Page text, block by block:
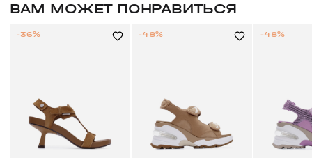
ВАМ МОЖЕТ ПОНРАВИТЬСЯ
-36% -48% -48%